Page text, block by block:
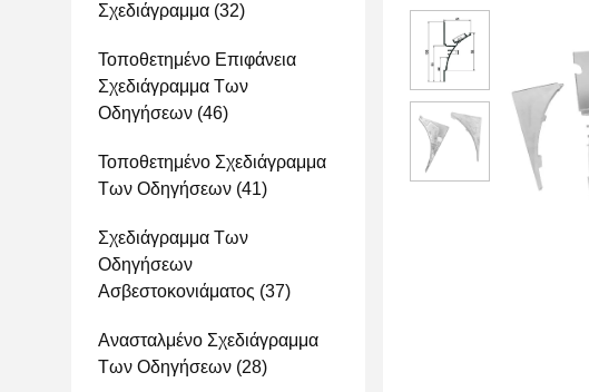
Σχεδιάγραμμα (32)
Τοποθετημένο Επιφάνεια
Σχεδιάγραμμα Των
Οδηγήσεων (46)
Τοποθετημένο Σχεδιάγραμμα
Των Οδηγήσεων (41)
Σχεδιάγραμμα Των
Οδηγήσεων
Ασβεστοκονιάματος (37)
Ανασταλμένο Σχεδιάγραμμα
Των Οδηγήσεων (28)